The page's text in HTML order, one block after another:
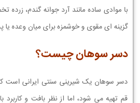
با موادی ساده مانند آرد جوانه گندم،
گزینه ای مقوی و خوشمزه برای میان وعده یا
دسر سوهان چیست؟
دسر سوهان یک شیرینی سنتی ایرانی است
قم تهیه می شود، اما از نظر بافت و